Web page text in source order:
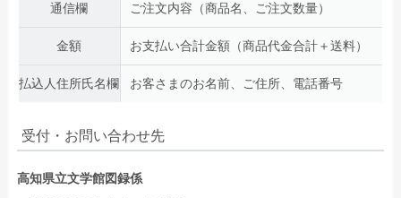
通信欄 ご注文内容（商品名、ご注文数量）
金額 お支払い合計金額（商品代金合計＋送料）
払込人住所氏名欄 お客さまのお名前、ご住所、電話番号
受付・お問い合わせ先
高知県立文学館図録係